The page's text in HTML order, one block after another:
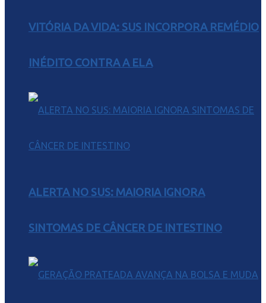
VITÓRIA DA VIDA: SUS INCORPORA REMÉDIO
INÉDITO CONTRA A ELA
ALERTA NO SUS: MAIORIA IGNORA
SINTOMAS DE CÂNCER DE INTESTINO